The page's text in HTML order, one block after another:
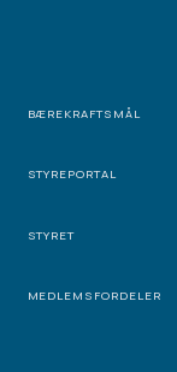
BÆREKRAFTSMÅL
STYREPORTAL
STYRET
MEDLEMSFORDELER